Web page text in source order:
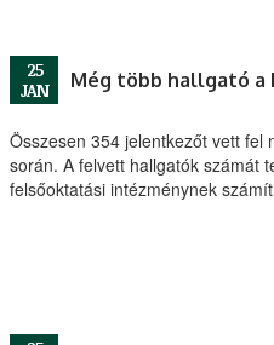
25
JAN
Még több hallgató a
Összesen 354 jelentkezőt vett fel
során. A felvett hallgatók számát
felsőoktatási intézménynek